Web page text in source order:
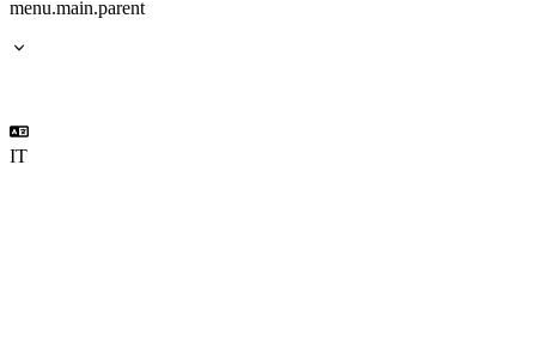
menu.main.parent
IT